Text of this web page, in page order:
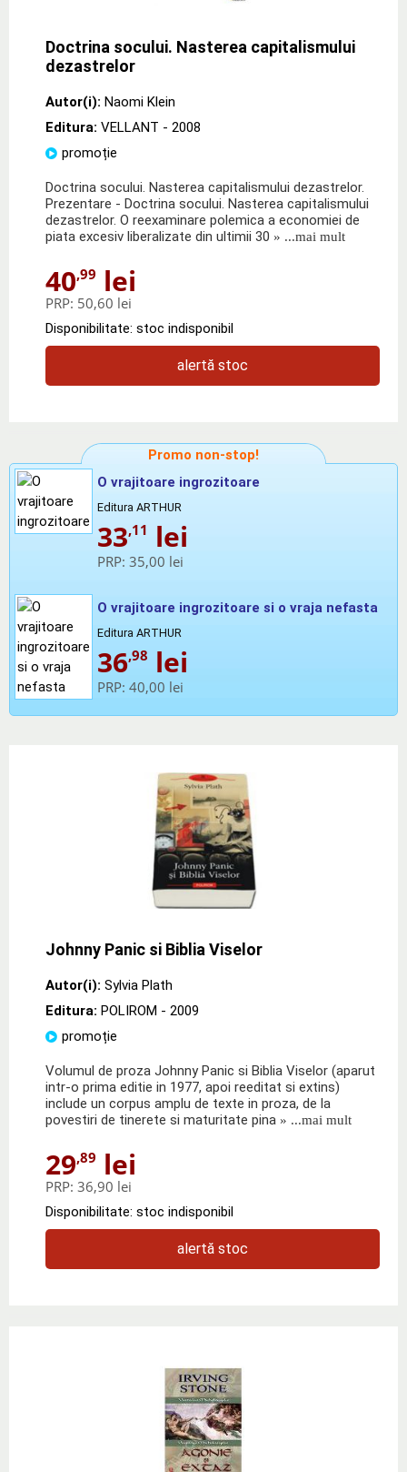
Doctrina socului. Nasterea capitalismului
dezastrelor
Autor(i): Naomi Klein
Editura: VELLANT - 2008
promoție
Doctrina socului. Nasterea capitalismului dezastrelor.
Prezentare - Doctrina socului. Nasterea capitalismului
dezastrelor. O reexaminare polemica a economiei de
piata excesiv liberalizate din ultimii 30 » ...mai mult
40,99 lei
PRP: 50,60 lei
Disponibilitate: stoc indisponibil
alertă stoc
Promo non-stop!
O vrajitoare ingrozitoare
Editura ARTHUR
33,11 lei
PRP: 35,00 lei
O vrajitoare ingrozitoare si o vraja nefasta
Editura ARTHUR
36,98 lei
PRP: 40,00 lei
Johnny Panic si Biblia Viselor
Autor(i): Sylvia Plath
Editura: POLIROM - 2009
promoție
Volumul de proza Johnny Panic si Biblia Viselor (aparut
intr-o prima editie in 1977, apoi reeditat si extins)
include un corpus amplu de texte in proza, de la
povestiri de tinerete si maturitate pina » ...mai mult
29,89 lei
PRP: 36,90 lei
Disponibilitate: stoc indisponibil
alertă stoc